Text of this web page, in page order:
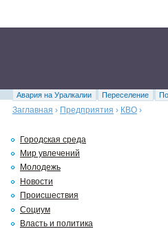
Авария на Уралкалии Переселение
Заглавная › Предприятия › КВО ›
Городская среда
Мир увлечений
Молодежь
Новости
Происшествия
Социум
Власть и политика